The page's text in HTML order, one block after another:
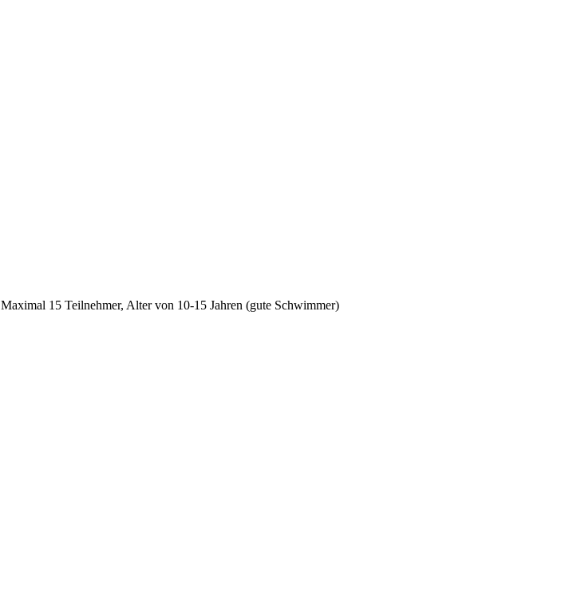
Maximal 15 Teilnehmer, Alter von 10-15 Jahren (gute Schwimmer)